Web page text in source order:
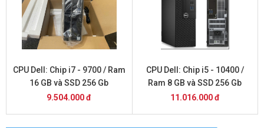
CPU Dell: Chip i7 - 9700 / Ram
16 GB và SSD 256 Gb
9.504.000 đ
CPU Dell: Chip i5 - 10400 /
Ram 8 GB và SSD 256 Gb
11.016.000 đ